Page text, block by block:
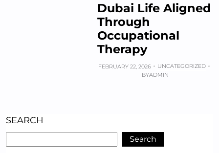
Dubai Life Aligned
Through
Occupational
Therapy
FEBRUARY 22, 2026
UNCATEGORIZED
BYADMIN
SEARCH
Search